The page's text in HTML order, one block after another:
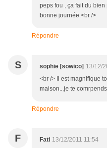
peps fou , ça fait du
bonne journée.<br />
Répondre
S sophie [sowico] 13/12/
<br /> Il est magnifique
maison...je te
Répondre
F Fati 13/12/2011 11:54